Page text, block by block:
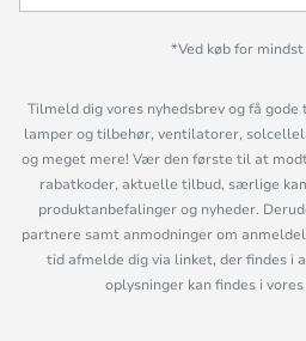
*Ved køb for mindst
Tilmeld dig vores nyhedsbrev og få
lamper og tilbehør, ventilatorer,
og meget mere! Vær den første til at
rabatkoder, aktuelle tilbud, særlige
produktanbefalinger og nyheder.
partnere samt anmodninger om
tid afmelde dig via linket, der findes i
oplysninger kan findes i vores